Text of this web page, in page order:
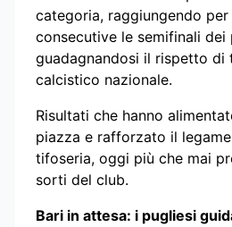
categoria, raggiungendo
consecutive le semifinali
guadagnandosi il rispetto di
calcistico nazionale.
Risultati che hanno
piazza e rafforzato il
tifoseria, oggi più che mai
sorti del club.
Bari in attesa: i pugliesi